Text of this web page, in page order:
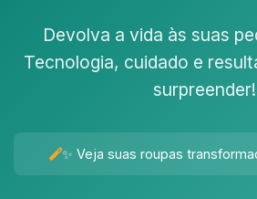
Devolva a vida às suas
Tecnologia, cuidado e
surpreender!
✨ Veja suas roupas